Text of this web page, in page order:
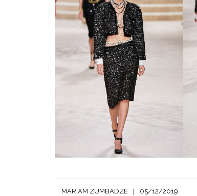
MARIAM ZUMBADZE 05/12/2019